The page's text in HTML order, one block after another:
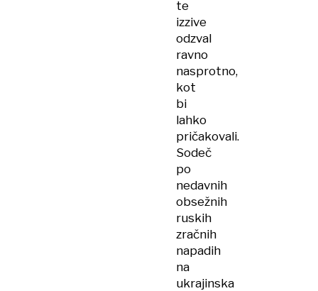
te
izzive
odzval
ravno
nasprotno,
kot
bi
lahko
pričakovali.
Sodeč
po
nedavnih
obsežnih
ruskih
zračnih
napadih
na
ukrajinska